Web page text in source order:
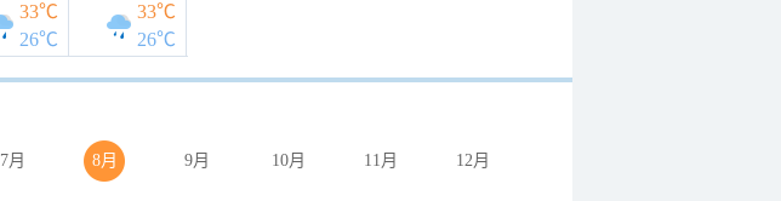
33℃
26℃
33℃
26℃
7月 8月 9月 10月 11月 12月